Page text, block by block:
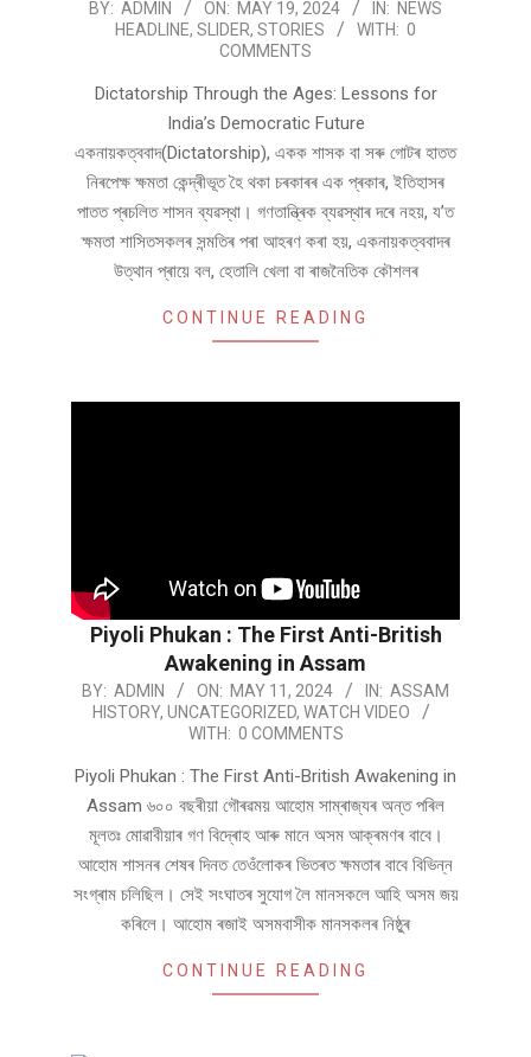
2024-
BY: ADMIN ON: MAY 19, 2024 IN: NEWS
HEADLINE, SLIDER, STORIES WITH: 0
COMMENTS
Dictatorship Through the Ages: Lessons for
India’s Democratic Future
একনায়কত্ববাদ(Dictatorship), একক শাসক বা সৰু গোটৰ হাতত
নিৰপেক্ষ ক্ষমতা কেন্দ্ৰীভূত হৈ থকা চৰকাৰৰ এক প্ৰকাৰ, ইতিহাসৰ
পাতত প্ৰচলিত শাসন ব্যৱস্থা। গণতান্ত্ৰিক ব্যৱস্থাৰ দৰে নহয়, য’ত
ক্ষমতা শাসিতসকলৰ সন্মতিৰ পৰা আহৰণ কৰা হয়, একনায়কত্ববাদৰ
উত্থান প্ৰায়ে বল, হেতালি খেলা বা ৰাজনৈতিক কৌশলৰ
CONTINUE READING
Piyoli Phukan : The First Anti-British
Awakening in Assam
2024-
05-
BY: ADMIN ON: MAY 11, 2024 IN: ASSAM
HISTORY, UNCATEGORIZED, WATCH VIDEO
WITH: 0 COMMENTS
Piyoli Phukan : The First Anti-British Awakening in
Assam ৬০০ বছৰীয়া গৌৰৱময় আহোম সাম্ৰাজ্যৰ অন্ত পৰিল
মূলতঃ মোৱাবীয়াৰ গণ বিদ্ৰোহ আৰু মানে অসম আক্ৰমণৰ বাবে।
আহোম শাসনৰ শেষৰ দিনত তেওঁলোকৰ ভিতৰত ক্ষমতাৰ বাবে বিভিন্ন
সংগ্ৰাম চলিছিল। সেই সংঘাতৰ সুযোগ লৈ মানসকলে আহি অসম জয়
কৰিলে। আহোম ৰজাই অসমবাসীক মানসকলৰ নিষ্ঠুৰ
CONTINUE READING